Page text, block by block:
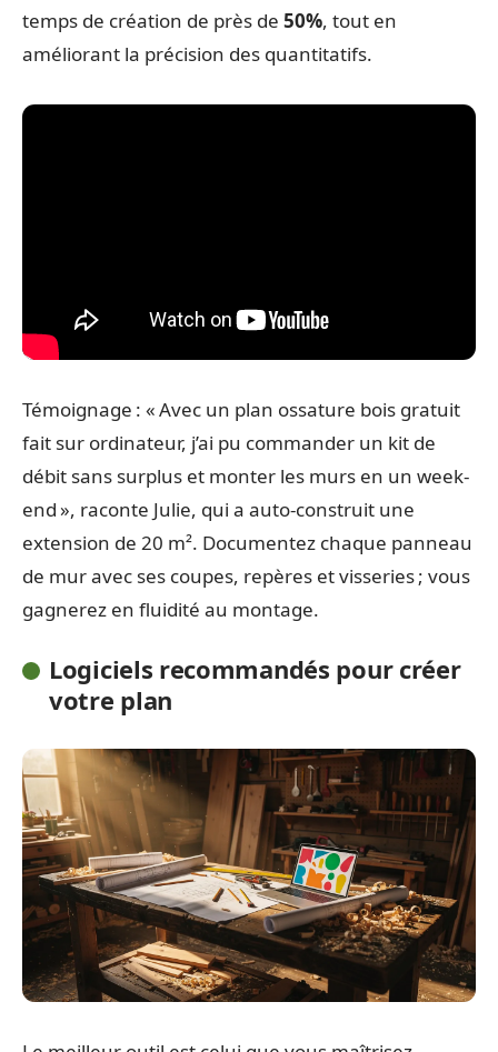
temps de création de près de 50%, tout en
améliorant la précision des quantitatifs.
Témoignage : « Avec un plan ossature bois gratuit
fait sur ordinateur, j’ai pu commander un kit de
débit sans surplus et monter les murs en un week-
end », raconte Julie, qui a auto-construit une
extension de 20 m². Documentez chaque panneau
de mur avec ses coupes, repères et visseries ; vous
gagnerez en fluidité au montage.
Logiciels recommandés pour créer
votre plan